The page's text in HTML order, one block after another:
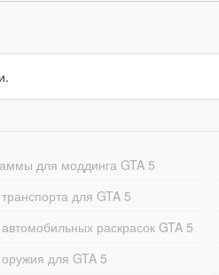
для моддинга GTA 5
для GTA 5
раскрасок GTA 5
для GTA 5